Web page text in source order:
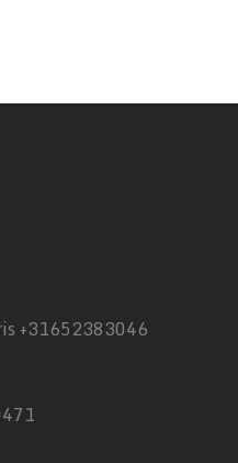
+31652383046